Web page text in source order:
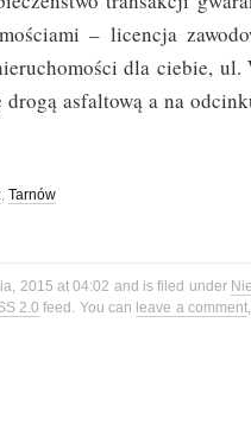
– licencja
dla ciebie, ul.
asfaltową a na
, Tarnów
2015 at 04:02 and is filed under
2.0 feed. You can leave a comment